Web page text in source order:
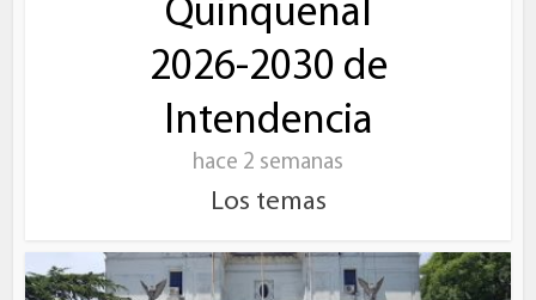
Quinquenal
2026-2030 de
Intendencia
hace 2 semanas
Los temas